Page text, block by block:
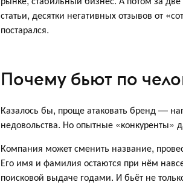
статьи, десятки негативных отзывов от
постарался.
Почему бьют по
Казалось бы, проще атаковать бренд —
недовольства. Но опытные «конкуренты»
Компания может сменить название,
Его имя и фамилия остаются при нём
поисковой выдаче годами. И бьёт не